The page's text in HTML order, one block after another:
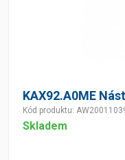
KAX92.A0ME
Kód produktu:
Skladem